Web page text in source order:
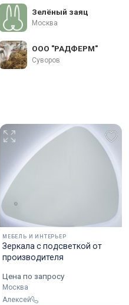
Зелёный заяц
Москва
ООО "РАДФЕРМ"
Суворов
МЕБЕЛЬ И ИНТЕРЬЕР
Зеркала с подсветкой от
производителя
Цена по запросу
Москва
Алексей